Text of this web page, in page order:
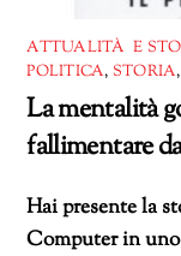
ATTUALITÀ E
POLITICA, STORIA,
La mentalità
fallimentare
Hai presente la
Computer in